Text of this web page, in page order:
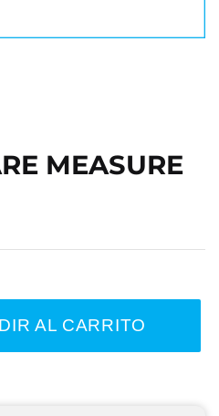
MEASURE
AL CARRITO